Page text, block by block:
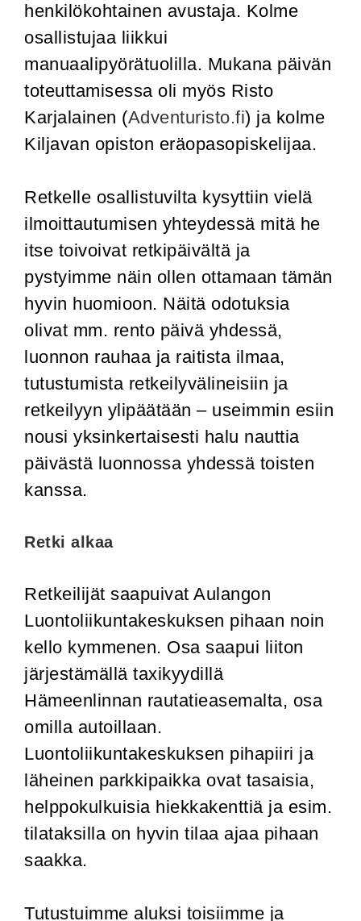
henkilökohtainen avustaja. Kolme
osallistujaa liikkui
manuaalipyörätuolilla. Mukana päivän
toteuttamisessa oli myös Risto
Karjalainen (Adventuristo.fi) ja kolme
Kiljavan opiston eräopasopiskelijaa.
Retkelle osallistuvilta kysyttiin vielä
ilmoittautumisen yhteydessä mitä he
itse toivoivat retkipäivältä ja
pystyimme näin ollen ottamaan tämän
hyvin huomioon. Näitä odotuksia
olivat mm. rento päivä yhdessä,
luonnon rauhaa ja raitista ilmaa,
tutustumista retkeilyvälineisiin ja
retkeilyyn ylipäätään – useimmin esiin
nousi yksinkertaisesti halu nauttia
päivästä luonnossa yhdessä toisten
kanssa.
Retki alkaa
Retkeilijät saapuivat Aulangon
Luontoliikuntakeskuksen pihaan noin
kello kymmenen. Osa saapui liiton
järjestämällä taxikyydillä
Hämeenlinnan rautatieasemalta, osa
omilla autoillaan.
Luontoliikuntakeskuksen pihapiiri ja
läheinen parkkipaikka ovat tasaisia,
helppokulkuisia hiekkakenttiä ja esim.
tilataksilla on hyvin tilaa ajaa pihaan
saakka.
Tutustuimme aluksi toisiimme ja